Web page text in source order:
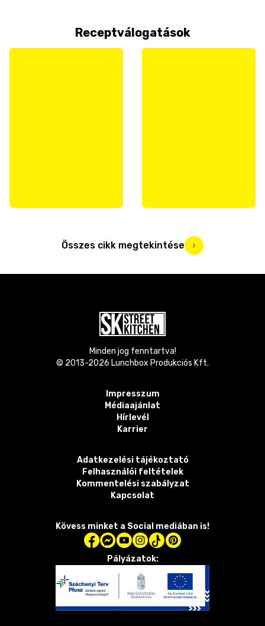
Receptválogatások
Összes cikk megtekintése
Minden jog fenntartva!
© 2013-2026 Lunchbox Produkciós Kft.
Impresszum
Médiaajánlat
Hírlevél
Karrier
Adatkezelési tájékoztató
Felhasználói feltételek
Kommentelési szabályzat
Kapcsolat
Kövess minket a Social mediában is!
Pályázatok: